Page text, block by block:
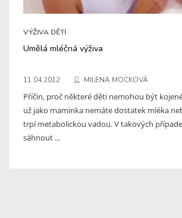
VÝŽIVA DĚTÍ
Umělá mléčná výživa
11.04.2012 MILENA MOCKOVÁ
Příčin, proč některé děti nemohou být
už jako maminka nemáte dostatek mléka
trpí metabolickou vadou. V takových
sáhnout ...